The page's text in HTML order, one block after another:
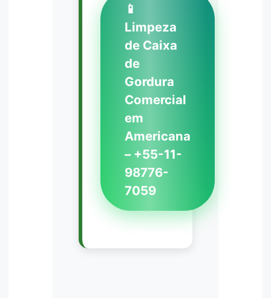
📱
Limpeza
de Caixa
de
Gordura
Comercial
em
Americana
– +55-11-
98776-
7059